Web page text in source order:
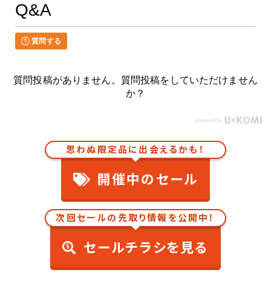
Q&A
質問する
質問投稿がありません。質問投稿をしていただけません
か？
思わぬ限定品に出会えるかも！
開催中のセール
次回セールの先取り情報を公開中！
セールチラシを見る